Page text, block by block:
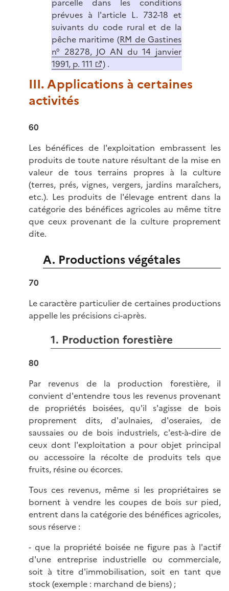
parcelle dans les conditions
prévues à l'article L. 732-18 et
suivants du code rural et de la
pêche maritime (RM de Gastines
n° 28278, JO AN du 14 janvier
1991, p. 111
) .
III. Applications à certaines
activités
60
Les bénéfices de l'exploitation embrassent les
produits de toute nature résultant de la mise en
valeur de tous terrains propres à la culture
(terres, prés, vignes, vergers, jardins maraîchers,
etc.). Les produits de l'élevage entrent dans la
catégorie des bénéfices agricoles au même titre
que ceux provenant de la culture proprement
dite.
A. Productions végétales
70
Le caractère particulier de certaines productions
appelle les précisions ci-après.
1. Production forestière
80
Par revenus de la production forestière, il
convient d'entendre tous les revenus provenant
de propriétés boisées, qu'il s'agisse de bois
proprement dits, d'aulnaies, d'oseraies, de
saussaies ou de bois industriels, c'est-à-dire de
ceux dont l'exploitation a pour objet principal
ou accessoire la récolte de produits tels que
fruits, résine ou écorces.
Tous ces revenus, même si les propriétaires se
bornent à vendre les coupes de bois sur pied,
entrent dans la catégorie des bénéfices agricoles,
sous réserve :
- que la propriété boisée ne figure pas à l'actif
d'une entreprise industrielle ou commerciale,
soit à titre d'immobilisation, soit en tant que
stock (exemple : marchand de biens) ;